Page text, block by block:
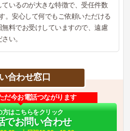
いるのが大きな特徴で、受任件数
。安心して何でもご依頼いただける
料でお受けしていますので、遠慮
い。
合わせ窓口
だ今お電話つながります
方はこちらをクリック
でお問い合わせ